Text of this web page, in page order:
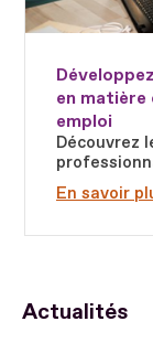
en matière
emploi
Découvrez
En savoir
Actualités